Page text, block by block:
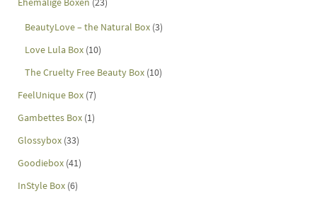
BeautyLove – the Natural Box (3)
Love Lula Box (10)
The Cruelty Free Beauty Box (10)
FeelUnique Box (7)
Gambettes Box (1)
Glossybox (33)
Goodiebox (41)
InStyle Box (6)